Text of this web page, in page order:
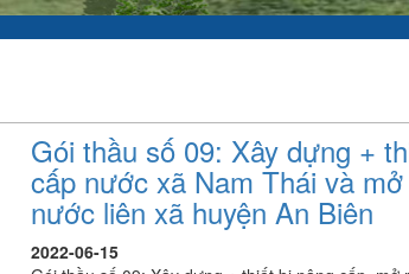
Gói thầu số 09: Xây dựng +
cấp nước xã Nam Thái và
nước liên xã huyện An Biên
2022-06-15